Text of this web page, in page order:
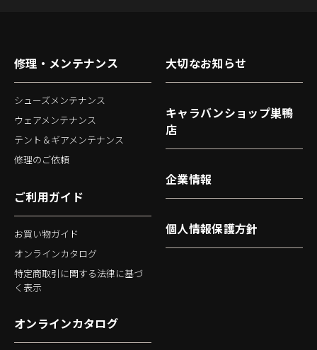
修理・メンテナンス
シューズメンテナンス
ウェアメンテナンス
テント＆ギアメンテナンス
修理のご依頼
ご利用ガイド
お買い物ガイド
オンラインカタログ
特定商取引に関する法律に基づ
く表示
大切なお知らせ
キャラバンショップ巣鴨
店
企業情報
個人情報保護方針
オンラインカタログ